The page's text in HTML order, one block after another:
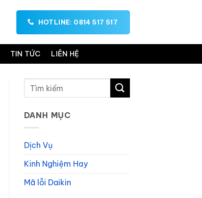
HOTLINE: 0814 517 517
TIN TỨC LIÊN HỆ
DANH MỤC
Dịch Vụ
Kinh Nghiệm Hay
Mã lỗi Daikin